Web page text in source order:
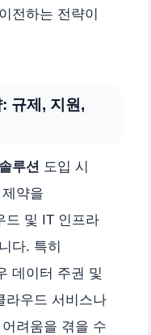
전하는 전략이
규제, 지원,
루션 도입 시
약을
드 및 IT 인프라
다. 특히
데이터 주권 및
라우드 서비스나
려움을 겪을 수